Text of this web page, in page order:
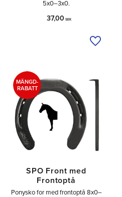
5x0–3x0.
37,00 SEK
Tilføj til
SPO Front med
Frontoptå
Ponysko for med frontoptå 8x0–
MÄNGD-
RABATT